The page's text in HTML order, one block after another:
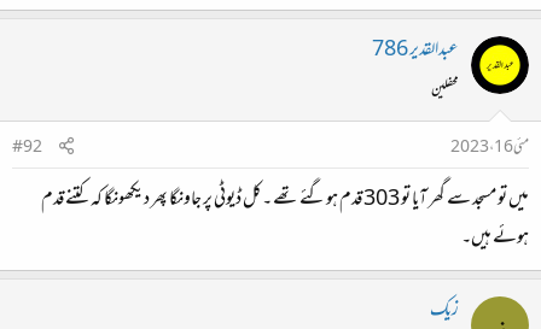
عبدالقدیر 786
محفلین
مئی 16، 2023
#92
میں تو مسجد سے گھر آیا تو 303 قدم ہوگئے تھے ۔کل ڈیوٹی پر جاونگا پھر دیکھونگا کہ کتنے قدم
ہوئے ہیں۔
زیک